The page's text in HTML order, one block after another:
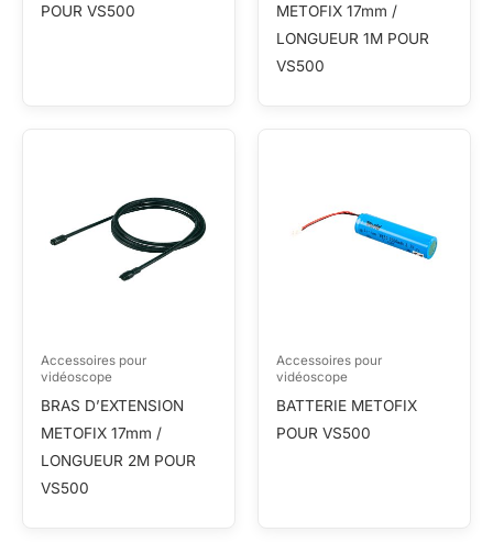
POUR VS500
METOFIX 17mm /
LONGUEUR 1M POUR
VS500
Accessoires pour
vidéoscope
BRAS D’EXTENSION
METOFIX 17mm /
LONGUEUR 2M POUR
VS500
Accessoires pour
vidéoscope
BATTERIE METOFIX
POUR VS500